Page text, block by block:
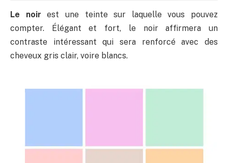
Le noir est une teinte sur laquelle vous pouvez
compter. Élégant et fort, le noir affirmera un
contraste intéressant qui sera renforcé avec des
cheveux gris clair, voire blancs.